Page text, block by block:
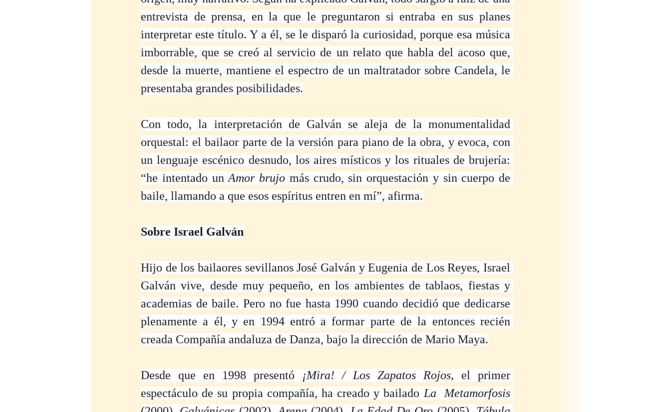
entrevista de prensa, en la que le preguntaron si entraba en sus planes
interpretar este título. Y a él, se le disparó la curiosidad, porque esa música
imborrable, que se creó al servicio de un relato que habla del acoso que,
desde la muerte, mantiene el espectro de un maltratador sobre Candela, le
presentaba grandes posibilidades.
Con todo, la interpretación de Galván se aleja de la monumentalidad
orquestal: el bailaor parte de la versión para piano de la obra, y evoca, con
un lenguaje escénico desnudo, los aires místicos y los rituales de brujería:
“he intentado un Amor brujo más crudo, sin orquestación y sin cuerpo de
baile, llamando a que esos espíritus entren en mí”, afirma.
Sobre Israel Galván
Hijo de los bailaores sevillanos José Galván y Eugenia de Los Reyes, Israel
Galván vive, desde muy pequeño, en los ambientes de tablaos, fiestas y
academias de baile. Pero no fue hasta 1990 cuando decidió que dedicarse
plenamente a él, y en 1994 entró a formar parte de la entonces recién
creada Compañía andaluza de Danza, bajo la dirección de Mario Maya.
Desde que en 1998 presentó ¡Mira! / Los Zapatos Rojos, el primer
espectáculo de su propia compañía, ha creado y bailado La  Metamorfosis